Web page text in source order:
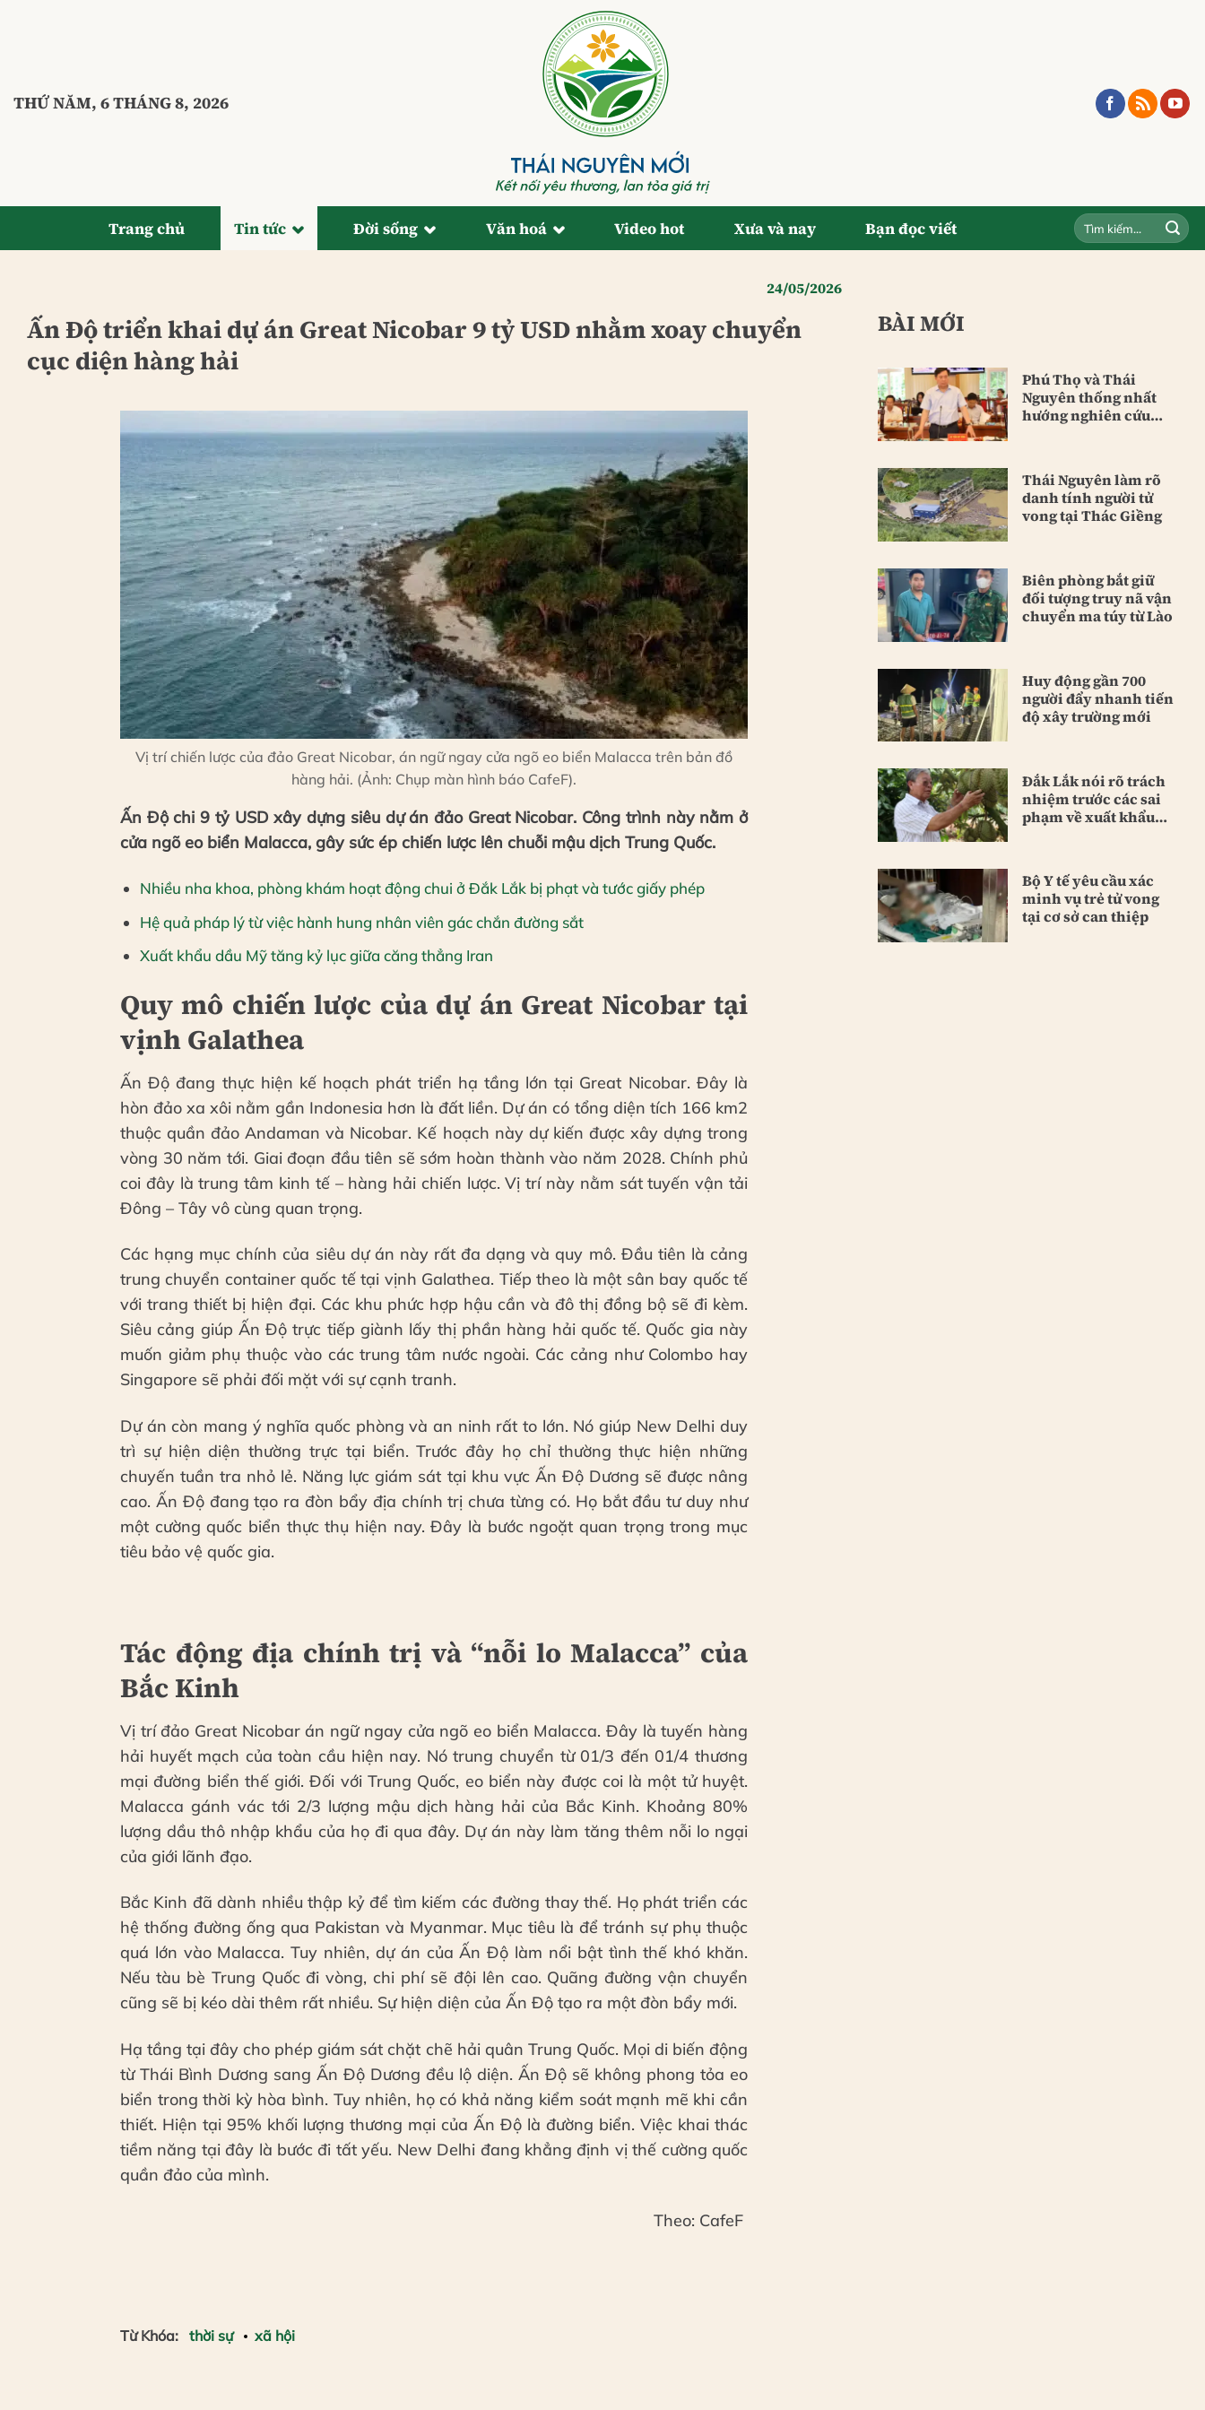
THỨ NĂM, 6 THÁNG 8, 2026
Trang chủ Tin tức Đời sống Văn hoá Video hot Xưa và nay Bạn đọc viết
24/05/2026
Ấn Độ triển khai dự án Great Nicobar 9 tỷ USD nhằm xoay chuyển
cục diện hàng hải
Vị trí chiến lược của đảo Great Nicobar, án ngữ ngay cửa ngõ eo biển Malacca trên bản đồ
hàng hải. (Ảnh: Chụp màn hình báo CafeF).
Ấn Độ chi 9 tỷ USD xây dựng siêu dự án đảo Great Nicobar. Công trình này nằm ở
cửa ngõ eo biển Malacca, gây sức ép chiến lược lên chuỗi mậu dịch Trung Quốc.
Nhiều nha khoa, phòng khám hoạt động chui ở Đắk Lắk bị phạt và tước giấy phép
Hệ quả pháp lý từ việc hành hung nhân viên gác chắn đường sắt
Xuất khẩu dầu Mỹ tăng kỷ lục giữa căng thẳng Iran
Quy mô chiến lược của dự án Great Nicobar tại
vịnh Galathea
Ấn Độ đang thực hiện kế hoạch phát triển hạ tầng lớn tại Great Nicobar. Đây là
hòn đảo xa xôi nằm gần Indonesia hơn là đất liền. Dự án có tổng diện tích 166 km2
thuộc quần đảo Andaman và Nicobar. Kế hoạch này dự kiến được xây dựng trong
vòng 30 năm tới. Giai đoạn đầu tiên sẽ sớm hoàn thành vào năm 2028. Chính phủ
coi đây là trung tâm kinh tế – hàng hải chiến lược. Vị trí này nằm sát tuyến vận tải
Đông – Tây vô cùng quan trọng.
Các hạng mục chính của siêu dự án này rất đa dạng và quy mô. Đầu tiên là cảng
trung chuyển container quốc tế tại vịnh Galathea. Tiếp theo là một sân bay quốc tế
với trang thiết bị hiện đại. Các khu phức hợp hậu cần và đô thị đồng bộ sẽ đi kèm.
Siêu cảng giúp Ấn Độ trực tiếp giành lấy thị phần hàng hải quốc tế. Quốc gia này
muốn giảm phụ thuộc vào các trung tâm nước ngoài. Các cảng như Colombo hay
Singapore sẽ phải đối mặt với sự cạnh tranh.
Dự án còn mang ý nghĩa quốc phòng và an ninh rất to lớn. Nó giúp New Delhi duy
trì sự hiện diện thường trực tại biển. Trước đây họ chỉ thường thực hiện những
chuyến tuần tra nhỏ lẻ. Năng lực giám sát tại khu vực Ấn Độ Dương sẽ được nâng
cao. Ấn Độ đang tạo ra đòn bẩy địa chính trị chưa từng có. Họ bắt đầu tư duy như
một cường quốc biển thực thụ hiện nay. Đây là bước ngoặt quan trọng trong mục
tiêu bảo vệ quốc gia.
Tác động địa chính trị và “nỗi lo Malacca” của
Bắc Kinh
Vị trí đảo Great Nicobar án ngữ ngay cửa ngõ eo biển Malacca. Đây là tuyến hàng
hải huyết mạch của toàn cầu hiện nay. Nó trung chuyển từ 01/3 đến 01/4 thương
mại đường biển thế giới. Đối với Trung Quốc, eo biển này được coi là một tử huyệt.
Malacca gánh vác tới 2/3 lượng mậu dịch hàng hải của Bắc Kinh. Khoảng 80%
lượng dầu thô nhập khẩu của họ đi qua đây. Dự án này làm tăng thêm nỗi lo ngại
của giới lãnh đạo.
Bắc Kinh đã dành nhiều thập kỷ để tìm kiếm các đường thay thế. Họ phát triển các
hệ thống đường ống qua Pakistan và Myanmar. Mục tiêu là để tránh sự phụ thuộc
quá lớn vào Malacca. Tuy nhiên, dự án của Ấn Độ làm nổi bật tình thế khó khăn.
Nếu tàu bè Trung Quốc đi vòng, chi phí sẽ đội lên cao. Quãng đường vận chuyển
cũng sẽ bị kéo dài thêm rất nhiều. Sự hiện diện của Ấn Độ tạo ra một đòn bẩy mới.
Hạ tầng tại đây cho phép giám sát chặt chẽ hải quân Trung Quốc. Mọi di biến động
từ Thái Bình Dương sang Ấn Độ Dương đều lộ diện. Ấn Độ sẽ không phong tỏa eo
biển trong thời kỳ hòa bình. Tuy nhiên, họ có khả năng kiểm soát mạnh mẽ khi cần
thiết. Hiện tại 95% khối lượng thương mại của Ấn Độ là đường biển. Việc khai thác
tiềm năng tại đây là bước đi tất yếu. New Delhi đang khẳng định vị thế cường quốc
quần đảo của mình.
Theo: CafeF
Từ Khóa: thời sự xã hội
BÀI MỚI
Phú Thọ và Thái
Nguyên thống nhất
hướng nghiên cứu
Thái Nguyên làm rõ
danh tính người tử
vong tại Thác Giềng
Biên phòng bắt giữ
đối tượng truy nã vận
chuyển ma túy từ Lào
Huy động gần 700
người đẩy nhanh tiến
độ xây trường mới
Đắk Lắk nói rõ trách
nhiệm trước các sai
phạm về xuất khẩu
Bộ Y tế yêu cầu xác
minh vụ trẻ tử vong
tại cơ sở can thiệp